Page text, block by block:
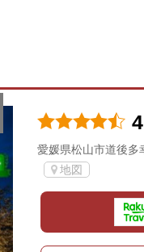
愛媛県松山市道後多
地図